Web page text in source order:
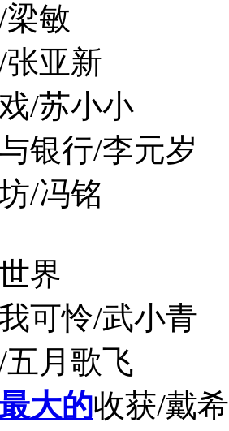
敏
亚新
苏小小
行/李元岁
/冯铭
界
怜/武小青
月歌飞
大的收获/戴希